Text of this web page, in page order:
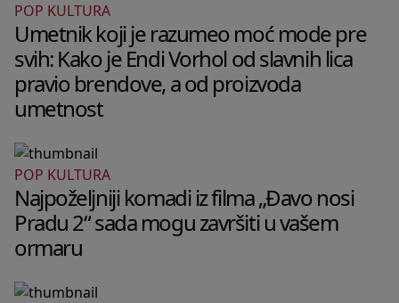
POP KULTURA
Umetnik koji je razumeo moć mode pre
svih: Kako je Endi Vorhol od slavnih lica
pravio brendove, a od proizvoda
umetnost
POP KULTURA
Najpoželjniji komadi iz filma „Đavo nosi
Pradu 2“ sada mogu završiti u vašem
ormaru